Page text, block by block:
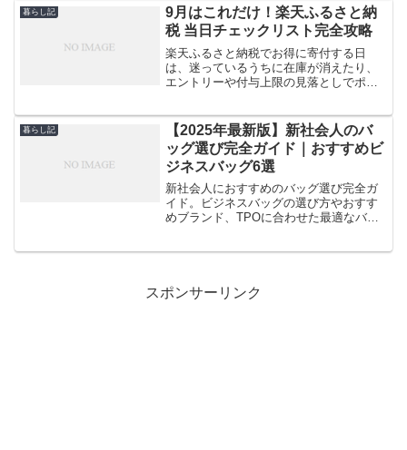
るに「アルゴリズム取引で市場をゆがめ
るズルを、より強く取り...
暮らし記
9月はこれだけ！楽天ふるさと納
税 当日チェックリスト完全攻略
楽天ふるさと納税でお得に寄付する日
は、迷っているうちに在庫が消えたり、
エントリーや付与上限の見落としでポイ
ロにできる当日チェックリストを用意し
ました。読む順番は「準備→...
暮らし記
【2025年最新版】新社会人のバ
ッグ選び完全ガイド｜おすすめビ
ジネスバッグ6選
新社会人におすすめのバッグ選び完全ガ
イド。ビジネスバッグの選び方やおすす
めブランド、TPOに合わせた最適なバッ
スポンサーリンク